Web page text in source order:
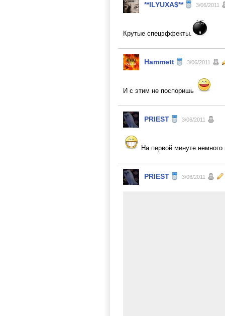
**ILYUXA$** 3/06/2011
Крутые спецэффекты.
Hammett 3/06/2011
И с этим не поспоришь
PRIEST 3/06/2011
На первой минуте
PRIEST 3/06/2011